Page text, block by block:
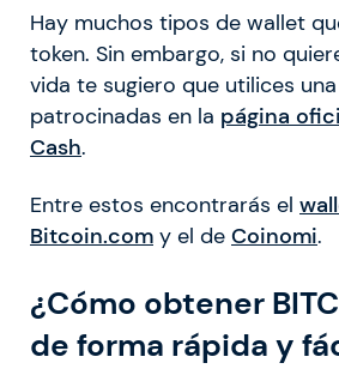
Hay muchos tipos de wallet
token. Sin embargo, si no
vida te sugiero que utilices
patrocinadas en la página
Cash.
Entre estos encontrarás el
Bitcoin.com y el de Coinomi.
¿Cómo obtener
de forma rápida y